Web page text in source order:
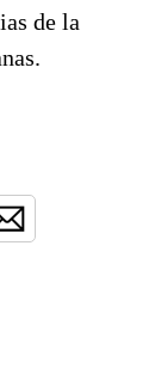
de la